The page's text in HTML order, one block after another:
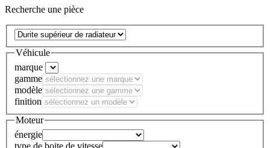
Recherche une pièce
Véhicule
marque
gamme
modèle
finition
Moteur
énergie
type de boite de vitesse